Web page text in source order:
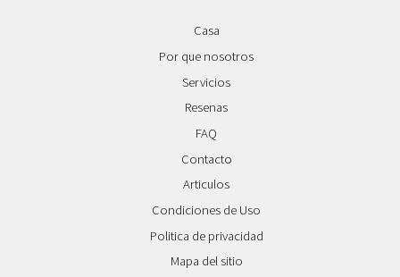
Casa
Por que nosotros
Servicios
Resenas
FAQ
Contacto
Articulos
Condiciones de Uso
Politica de privacidad
Mapa del sitio